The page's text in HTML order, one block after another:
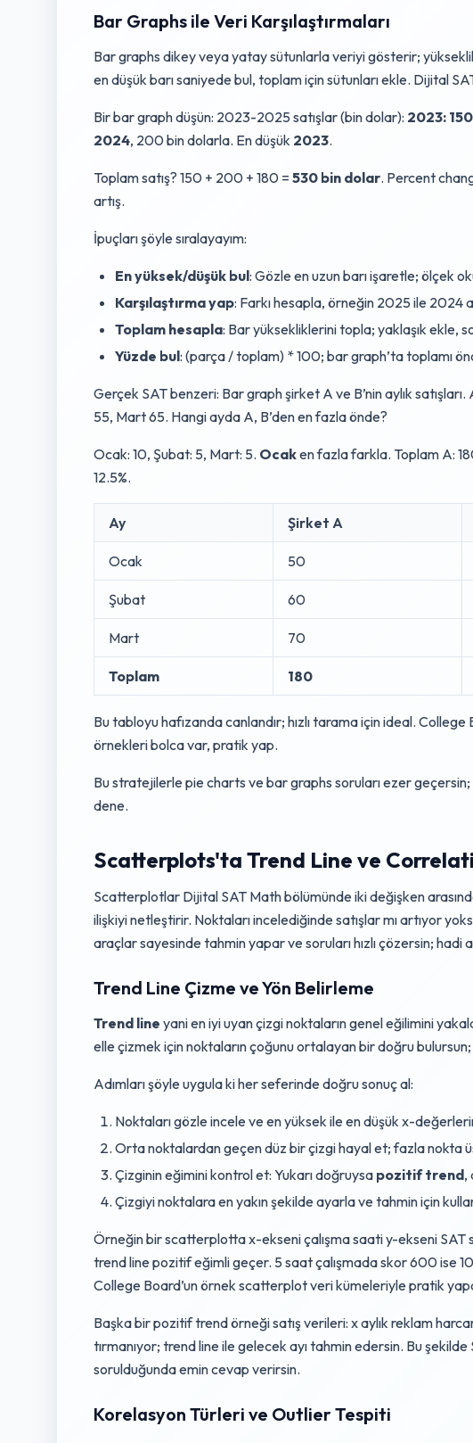
Bar Graphs ile Veri Karşılaştırmaları
Bar graphs dikey veya yatay sütunlarla veriyi gösterir;
en düşük barı saniyede bul, toplam için sütunları ekle. Dijital
Bir bar graph düşün: 2023-2025 satışlar (bin dolar): 2023: 150
2024, 200 bin dolarla. En düşük 2023.
Toplam satış? 150 + 200 + 180 = 530 bin dolar. Percent
artış.
İpuçları şöyle sıralayayım:
En yüksek/düşük bul: Gözle en uzun barı işaretle; ölçek
Karşılaştırma yap: Farkı hesapla, örneğin 2025 ile 2024
Toplam hesapla: Bar yüksekliklerini topla; yaklaşık ekle,
Yüzde bul: (parça / toplam) * 100; bar graph’ta toplamı
Gerçek SAT benzeri: Bar graph şirket A ve B’nin aylık
55, Mart 65. Hangi ayda A, B’den en fazla önde?
Ocak: 10, Şubat: 5, Mart: 5. Ocaken fazla farkla. Toplam A:
12.5%.
Ay Şirket A
Ocak 50
Şubat 60
Mart 70
Toplam 180
Bu tabloyu hafızanda canlandır; hızlı tarama için ideal.
örnekleri bolca var, pratik yap.
Bu stratejilerle pie charts ve bar graphs soruları ezer
dene.
Scatterplots'ta Trend Line ve
Scatterplotlar Dijital SAT Math bölümünde iki değişken
ilişkiyi netleştirir. Noktaları incelediğinde satışlar mı artıyor
araçlar sayesinde tahmin yapar ve soruları hızlı çözersin; hadi
Trend Line Çizme ve Yön Belirleme
Trend line yani en iyi uyan çizgi noktaların genel eğilimini
elle çizmek için noktaların çoğunu ortalayan bir doğru
Adımları şöyle uygula ki her seferinde doğru sonuç al:
Noktaları gözle incele ve en yüksek ile en düşük x-
Orta noktalardan geçen düz bir çizgi hayal et; fazla nokta
Çizginin eğimini kontrol et: Yukarı doğruysa pozitif trend,
Çizgiyi noktalara en yakın şekilde ayarla ve tahmin için
Örneğin bir scatterplotta x-ekseni çalışma saati y-ekseni SAT
trend line pozitif eğimli geçer. 5 saat çalışmada skor 600 ise
College Board’un örnek scatterplot veri kümeleriyle pratik
Başka bir pozitif trend örneği satış verileri: x aylık reklam
tırmanıyor; trend line ile gelecek ayı tahmin edersin. Bu
sorulduğunda emin cevap verirsin.
Korelasyon Türleri ve Outlier Tespiti